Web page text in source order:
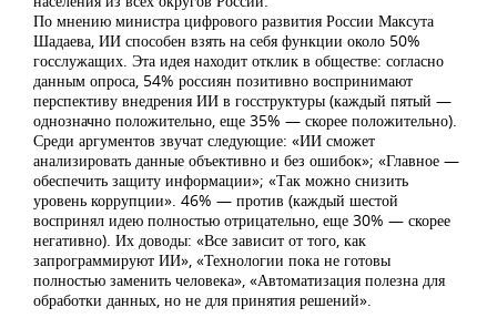
По мнению министра цифрового развития России Максута
Шадаева, ИИ способен взять на себя функции около 50%
госслужащих. Эта идея находит отклик в обществе: согласно
данным опроса, 54% россиян позитивно воспринимают
перспективу внедрения ИИ в госструктуры (каждый пятый —
однозначно положительно, еще 35% — скорее положительно).
Среди аргументов звучат следующие: «ИИ сможет
анализировать данные объективно и без ошибок»; «Главное —
обеспечить защиту информации»; «Так можно снизить
уровень коррупции». 46% — против (каждый шестой
воспринял идею полностью отрицательно, еще 30% — скорее
негативно). Их доводы: «Все зависит от того, как
запрограммируют ИИ», «Технологии пока не готовы
полностью заменить человека», «Автоматизация полезна для
обработки данных, но не для принятия решений».